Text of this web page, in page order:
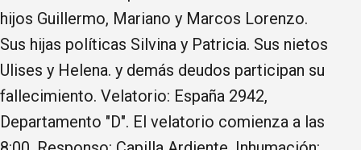
hijos Guillermo, Mariano y Marcos Lorenzo.
Sus hijas políticas Silvina y Patricia. Sus nietos
Ulises y Helena. y demás deudos participan su
fallecimiento. Velatorio: España 2942,
Departamento "D". El velatorio comienza a las